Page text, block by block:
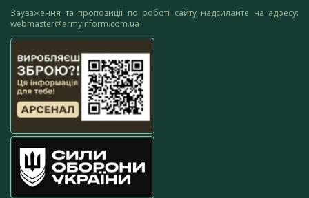
Зауваження та пропозиції по роботі сайту надсилайте на адресу:
webmaster@armyinform.com.ua